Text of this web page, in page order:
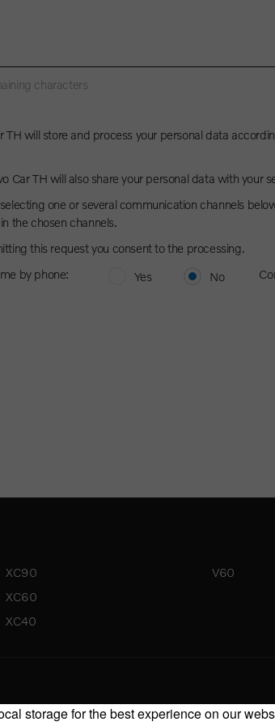
characters
TH will store and process your personal data
Car TH will also share your personal data with
one or several communication channels
the chosen channels.
this request you consent to the processing.
by phone:
Yes No
XC90
XC60
XC40
V60
storage for the best experience on our